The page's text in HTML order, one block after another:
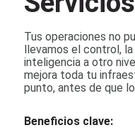
Tus operaciones no
llevamos el control,
inteligencia a otro
mejora toda tu
punto, antes de que
Beneficios clave: